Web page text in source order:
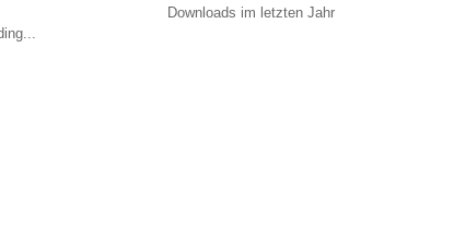
Downloads im letzten Jahr